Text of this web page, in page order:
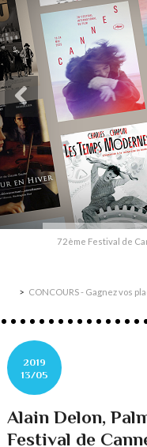
72ème Festival de
CONCOURS - Gagnez vos
2019
13/05
Alain Delon,
Festival de